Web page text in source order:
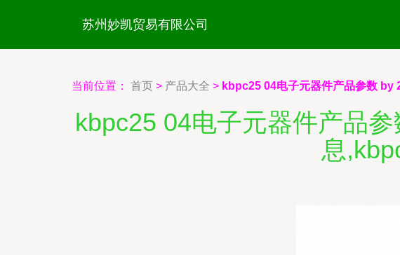
苏州妙凯贸易有限公司
当前位置： 首页 > 产品大全 > kbpc25 04电子元器件产品参数
kbpc25 04电子元器件产品
息